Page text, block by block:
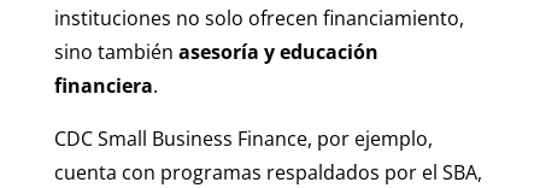
instituciones no solo ofrecen financiamiento,
sino también asesoría y educación
financiera.
CDC Small Business Finance, por ejemplo,
cuenta con programas respaldados por el SBA,